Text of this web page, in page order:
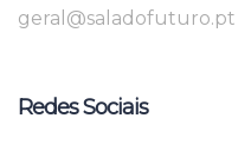
geral@saladofuturo.pt
Redes Sociais